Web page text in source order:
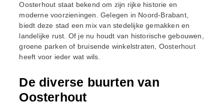
Oosterhout staat bekend om zijn rijke historie en
moderne voorzieningen. Gelegen in Noord-Brabant,
biedt deze stad een mix van stedelijke gemakken en
landelijke rust. Of je nu houdt van historische gebouwen,
groene parken of bruisende winkelstraten, Oosterhout
heeft voor ieder wat wils.
De diverse buurten van
Oosterhout